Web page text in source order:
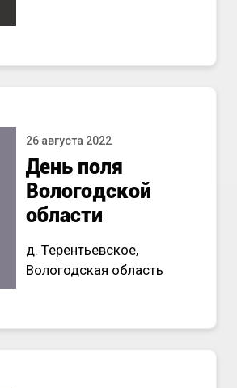
26 августа 2022
День поля
Вологодской
области
д. Терентьевское,
Вологодская область